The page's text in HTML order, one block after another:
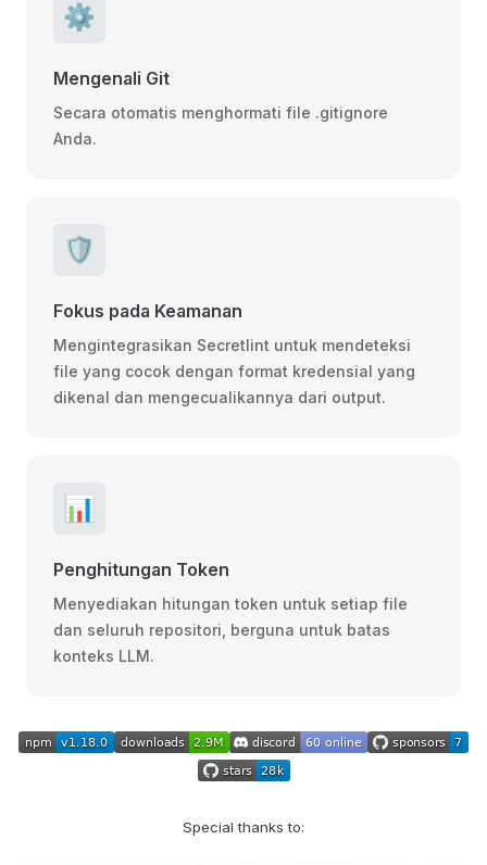
⚙️
Mengenali Git
Secara otomatis menghormati file .gitignore
Anda.
🛡️
Fokus pada Keamanan
Mengintegrasikan Secretlint untuk mendeteksi
file yang cocok dengan format kredensial yang
dikenal dan mengecualikannya dari output.
📊
Penghitungan Token
Menyediakan hitungan token untuk setiap file
dan seluruh repositori, berguna untuk batas
konteks LLM.
Special thanks to: